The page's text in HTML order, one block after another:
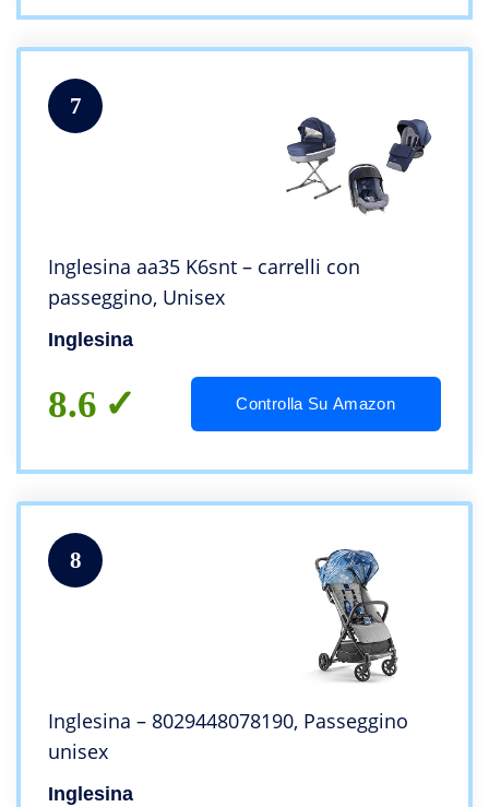
7
Inglesina aa35 K6snt – carrelli con
passeggino, Unisex
Inglesina
8.6 Controlla Su Amazon
8
Inglesina – 8029448078190, Passeggino
unisex
Inglesina